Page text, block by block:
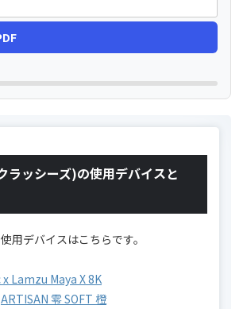
ラッシーズ)の使用デバイスと
用デバイスはこちらです。
Lamzu Maya X 8K
ARTISAN 零 SOFT 橙